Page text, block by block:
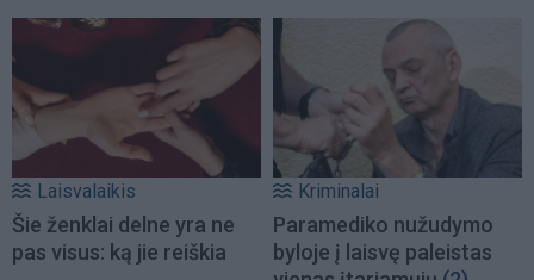
Laisvalaikis
Šie ženklai delne yra ne
pas visus: ką jie reiškia
Kriminalai
Paramediko nužudymo
byloje į laisvę paleistas